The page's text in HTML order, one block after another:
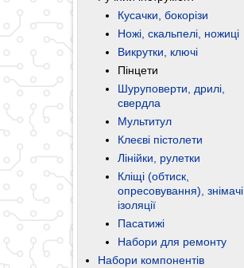
Кусачки, бокорізи
Ножі, скальпелі, ножиці
Викрутки, ключі
Пінцети
Шуруповерти, дрилі,
свердла
Мультитул
Клеєві пістолети
Лінійки, рулетки
Кліщі (обтиск,
опресовування), знімачі
ізоляції
Пасатижі
Набори для ремонту
Набори компонентів